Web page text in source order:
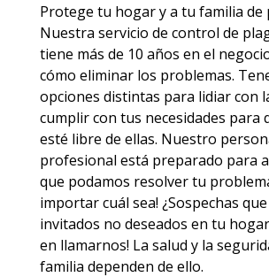
Protege tu hogar y a tu familia de
Nuestra servicio de control de
tiene más de 10 años en el
cómo eliminar los problemas.
opciones distintas para lidiar con
cumplir con tus necesidades para
esté libre de ellas. Nuestro
profesional está preparado para
que podamos resolver tu
importar cuál sea! ¿Sospechas
invitados no deseados en tu
en llamarnos! La salud y la
familia dependen de ello.